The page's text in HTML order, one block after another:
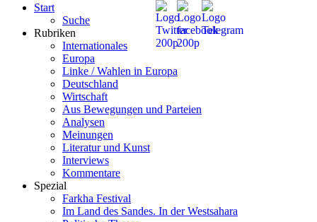
Start
Suche
Rubriken
Internationales
Europa
Linke / Wahlen in Europa
Deutschland
Wirtschaft
Aus Bewegungen und Parteien
Analysen
Meinungen
Literatur und Kunst
Interviews
Kommentare
Spezial
Farkha Festival
Im Land des Sandes. In der Westsahara